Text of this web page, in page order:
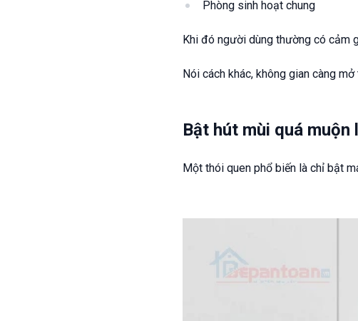
Phòng sinh hoạt chung
Khi đó người dùng thường có cảm
Nói cách khác, không gian càng
Bật hút mùi quá
Một thói quen phổ biến là chỉ bật